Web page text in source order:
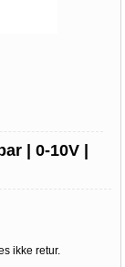
| 0-10V |
ikke retur.